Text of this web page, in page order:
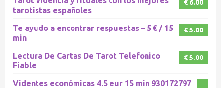
€ 6.00
tarotistas españoles
€ 5.00
Te ayudo a encontrar respuestas – 5 € / 15
min
€ 5.00
Lectura De Cartas De Tarot Telefonico
Fiable
Videntes económicas 4.5 eur 15 min 930172797